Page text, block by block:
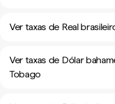
Ver taxas de Real
Ver taxas de Dólar
Tobago